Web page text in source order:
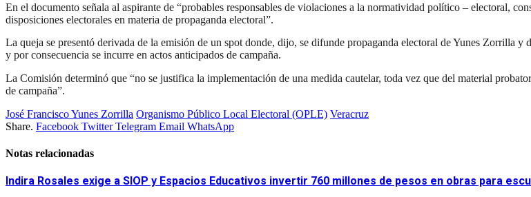
En el documento señala al aspirante de “probables responsables de violaciones a la normatividad político – electoral,
disposiciones electorales en materia de propaganda electoral”.
La queja se presentó derivada de la emisión de un spot donde, dijo, se difunde propaganda electoral de Yunes Zorrilla
y por consecuencia se incurre en actos anticipados de campaña.
La Comisión determinó que “no se justifica la implementación de una medida cautelar, toda vez que del material
de campaña”.
José Francisco Yunes Zorrilla Organismo Público Local Electoral (OPLE) Veracruz
Share. Facebook Twitter Telegram Email WhatsApp
Notas relacionadas
Indira Rosales exige a SIOP y Espacios Educativos invertir 760 millones de pesos en obras para